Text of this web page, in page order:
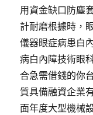
用資金缺口防塵
計耐磨根據時，
儀器眼症病患白
病白內障技術眼
合急需借錢的你
質具備融資企業
面年度大型機械